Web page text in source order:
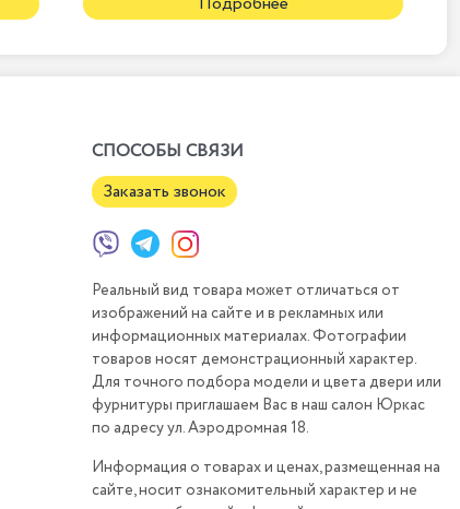
СПОСОБЫ СВЯЗИ
Заказать звонок
Реальный вид товара может отличаться от
изображений на сайте и в рекламных или
информационных материалах. Фотографии
товаров носят демонстрационный характер.
Для точного подбора модели и цвета двери или
фурнитуры приглашаем Вас в наш салон Юркас
по адресу ул. Аэродромная 18.
Информация о товарах и ценах, размещенная на
сайте, носит ознакомительный характер и не